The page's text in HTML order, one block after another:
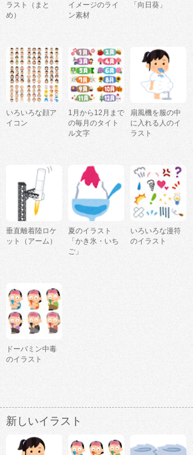
ラスト（まと
め）
イメージのライ
ン素材
「向日葵」
いろいろな顔ア
イコン
1月から12月まで
の毎月のタイト
ル文字
扇風機を服の中
に入れる人のイ
ラスト
垂直離着陸ロケ
ット（アーム）
夏のイラスト
「かき氷・いち
ご」
いろいろな漫符
のイラスト
ドーパミン中毒
のイラスト
新しいイラスト